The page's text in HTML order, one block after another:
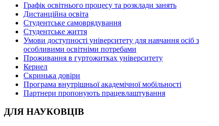
Графік освітнього процесу та розклади занять
Дистанційна освіта
Студентське самоврядування
Студентське життя
Умови доступності університету для навчання осіб з
особливими освітніми потребами
Проживання в гуртожитках університету
Кернел
Скринька довіри
Програма внутрішньої академічної мобільності
Партнери пропонують працевлаштування
ДЛЯ НАУКОВЦІВ